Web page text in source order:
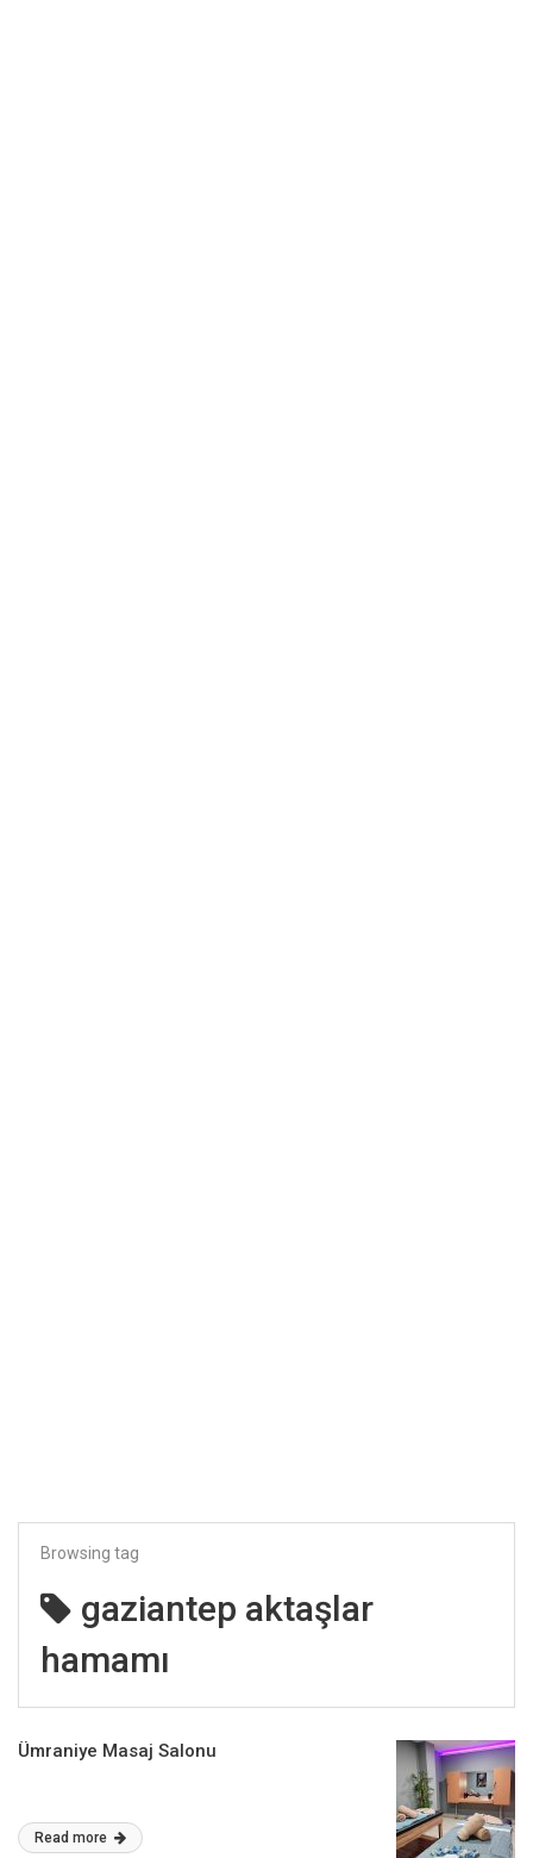
Browsing tag
gaziantep aktaşlar
hamamı
Ümraniye Masaj Salonu
Read more